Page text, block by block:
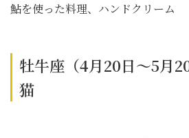
鮎を使った料理、ハンドクリーム
牡牛座（4月20日～5月
猫